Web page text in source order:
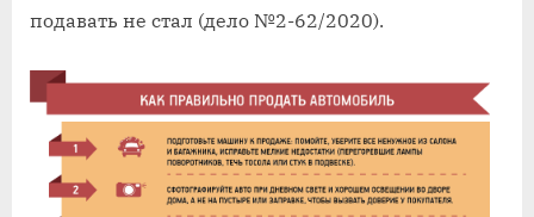
подавать не стал (дело №2-62/2020).